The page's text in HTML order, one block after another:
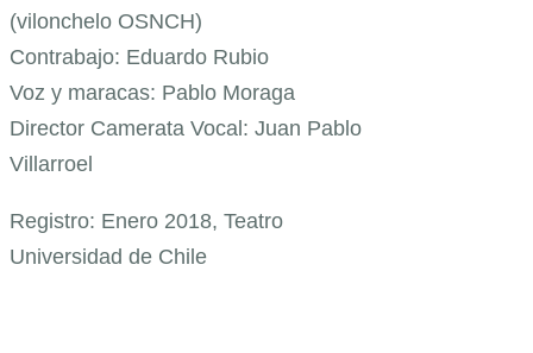
(vilonchelo OSNCH)
Contrabajo: Eduardo Rubio
Voz y maracas: Pablo Moraga
Director Camerata Vocal: Juan Pablo
Villarroel
Registro: Enero 2018, Teatro
Universidad de Chile